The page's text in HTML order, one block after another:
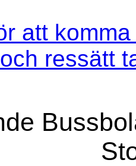
att
ressätt